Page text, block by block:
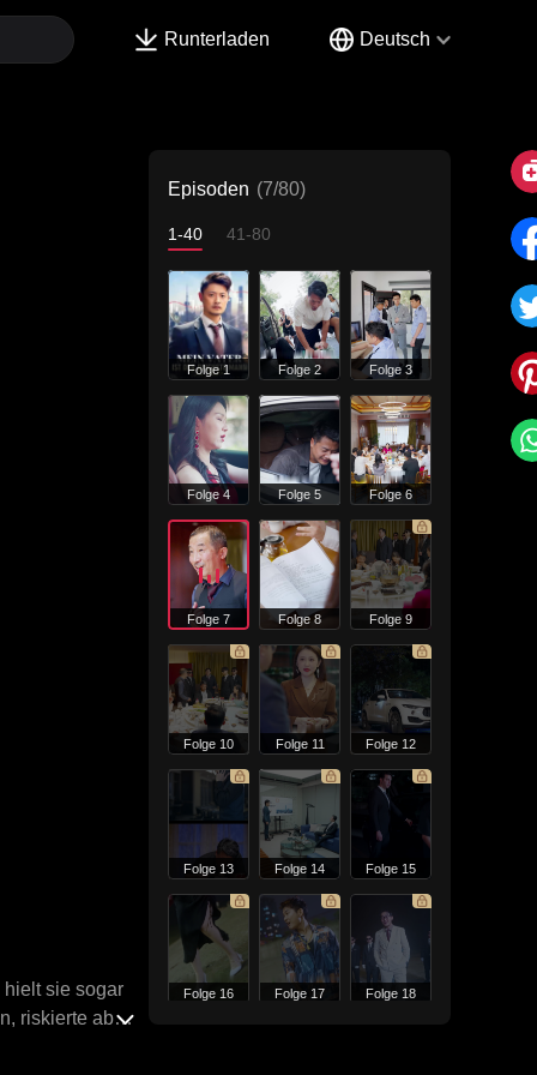
Runterladen Deutsch
hielt sie sogar
riskierte aber
Episoden (7/80)
1-40 41-80
Folge 1 Folge 2 Folge 3
Folge 4 Folge 5 Folge 6
Folge 7 Folge 8 Folge 9
Folge 10 Folge 11 Folge 12
Folge 13 Folge 14 Folge 15
Folge 16 Folge 17 Folge 18